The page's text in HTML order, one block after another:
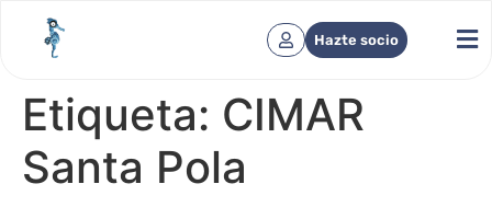
Hazte socio
Etiqueta: CIMAR
Santa Pola